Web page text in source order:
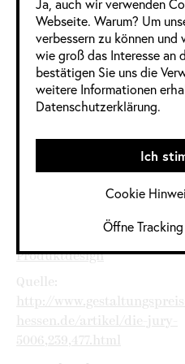
6 Frauen 2
Informationen
Jahrgang:2019
Deutschland,
Produktdesign
Quelle:
http://www.gestaltungspreis-
hessen.de/artikel/die-jury-
5006,239,477.html
Ja, auch wir verwenden
Webseite. Warum? Um
verbessern zu können
wie groß das Interesse an
bestätigen Sie uns die
weitere Informationen
Datenschutzerklärung.
Ich
Cookie
Öffne